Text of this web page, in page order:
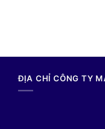
ĐỊA CHỈ CÔNG TY